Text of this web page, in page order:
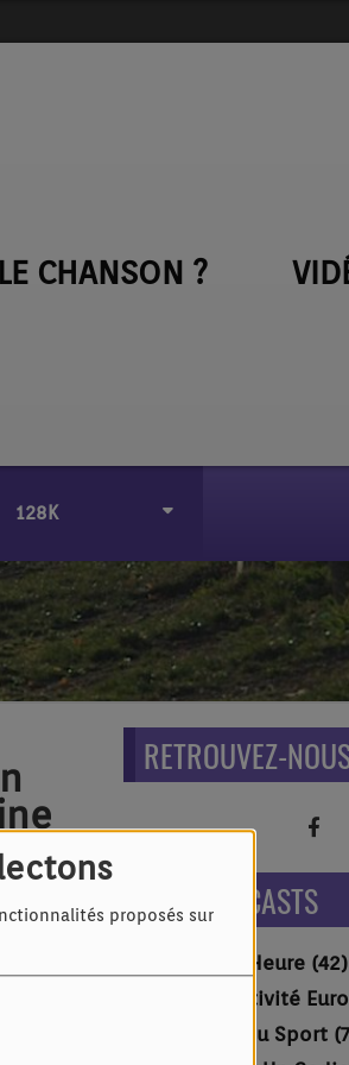
proposés sur
CHANSON ?
128K
RETROUVEZ-
NOS PODCASTS
60 à l'Heure (42)
Collectivité
L'Avis du Sport